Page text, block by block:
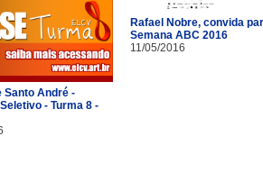
Santo André -
- Turma 8 -
Rafael Nobre, convida
Semana ABC 2016
11/05/2016